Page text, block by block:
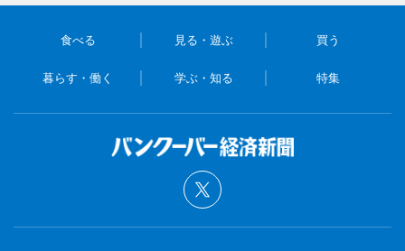
食べる 見る・遊ぶ 買う
暮らす・働く 学ぶ・知る 特集